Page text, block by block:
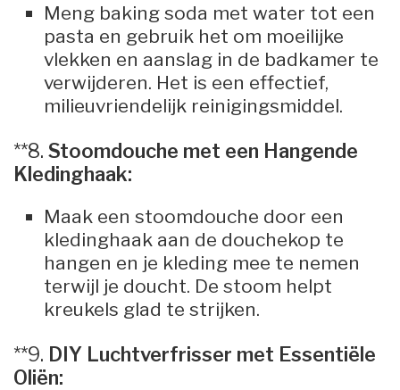
Meng baking soda met water tot een
pasta en gebruik het om moeilijke
vlekken en aanslag in de badkamer te
verwijderen. Het is een effectief,
milieuvriendelijk reinigingsmiddel.
**8. Stoomdouche met een Hangende
Kledinghaak:
Maak een stoomdouche door een
kledinghaak aan de douchekop te
hangen en je kleding mee te nemen
terwijl je doucht. De stoom helpt
kreukels glad te strijken.
**9. DIY Luchtverfrisser met Essentiële
Oliën: